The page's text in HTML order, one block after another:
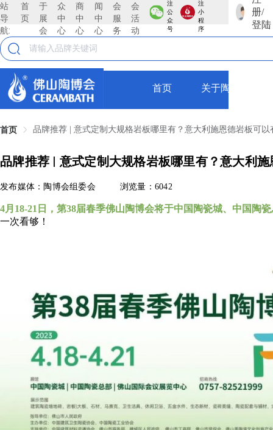
站
导
航:
首
页
于
展
会
众
中
心
商
中
心
闻
中
心
会
服
务
会
活
动
注
公
众
号
注
小
程
序
册/
登陆
首页 关于陶博会
首页 品牌推荐 | 意式定制大规格岩板哪里有？意大利施恩德岩板可以
品牌推荐 | 意式定制大规格岩板哪里有？意大利
发布媒体：陶博会组委会 浏览量：6042
4月18-21日，第38届春季佛山陶博会将于中国陶瓷城、中国陶
一次看够！